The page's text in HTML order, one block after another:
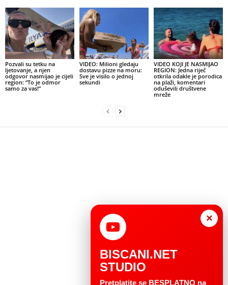
Pozvali su tetku na
ljetovanje, a njen
odgovor nasmijao je cijeli
region: “To je odmor
samo za vas!”
VIDEO: Milioni gledaju
dostavu pizze na moru:
Sve je visilo o jednoj
sekundi
VIDEO KOJI JE NASMIJAO
REGION: Jedna riječ
otkrila odakle je porodica
na plaži, komentari
oduševili društvene
mreže
×
BISCANI.NET
STUDIO
Pretplatite se BESPLATNO na